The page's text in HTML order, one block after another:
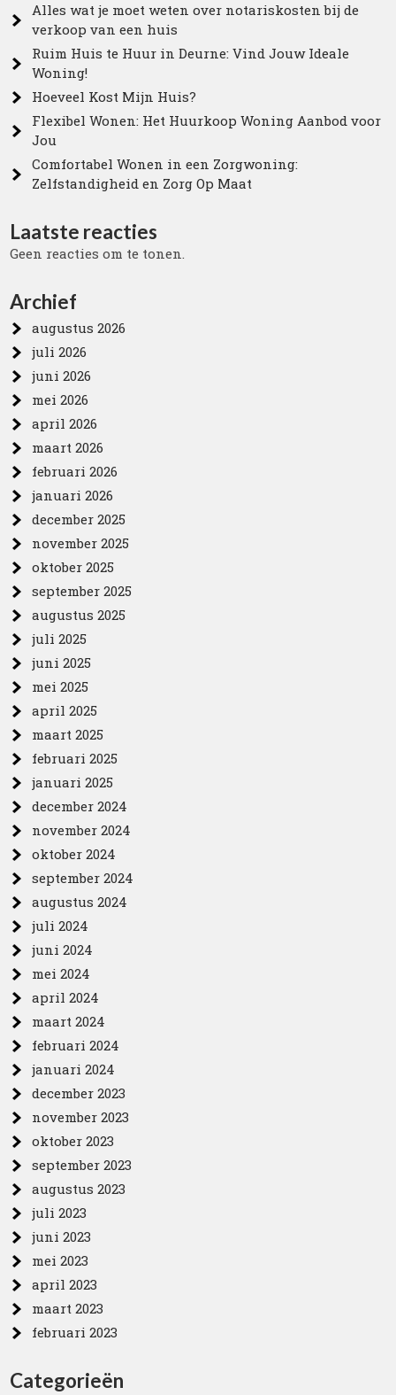
Alles wat je moet weten over notariskosten bij de
verkoop van een huis
Ruim Huis te Huur in Deurne: Vind Jouw Ideale
Woning!
Hoeveel Kost Mijn Huis?
Flexibel Wonen: Het Huurkoop Woning Aanbod voor
Jou
Comfortabel Wonen in een Zorgwoning:
Zelfstandigheid en Zorg Op Maat
Laatste reacties
Geen reacties om te tonen.
Archief
augustus 2026
juli 2026
juni 2026
mei 2026
april 2026
maart 2026
februari 2026
januari 2026
december 2025
november 2025
oktober 2025
september 2025
augustus 2025
juli 2025
juni 2025
mei 2025
april 2025
maart 2025
februari 2025
januari 2025
december 2024
november 2024
oktober 2024
september 2024
augustus 2024
juli 2024
juni 2024
mei 2024
april 2024
maart 2024
februari 2024
januari 2024
december 2023
november 2023
oktober 2023
september 2023
augustus 2023
juli 2023
juni 2023
mei 2023
april 2023
maart 2023
februari 2023
Categorieën